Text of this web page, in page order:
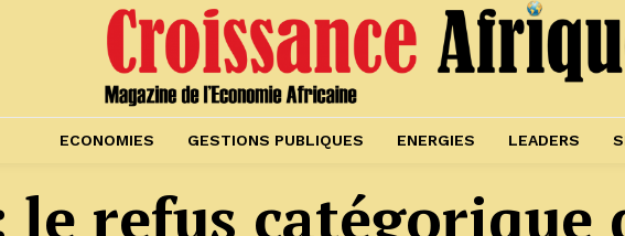
ECONOMIES GESTIONS PUBLIQUES ENERGIES LEADERS
refus catégorique